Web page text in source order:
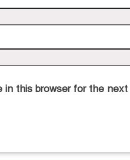
in this browser for the